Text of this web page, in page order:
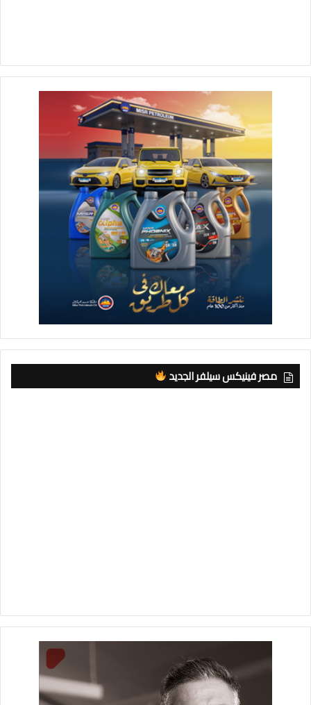
مكشوفا، بالإضافة إلى 2 مرسى نهري، وكوبري للمشاة، فضلا عن
في سياق آخر، شهد الاجتماع تقييم خطة الدولة لتطوير الأصول
العقارية، والتي تشمل العمل على 185 موقعاً، غير مستغل، تستهدف
الدولة وضع رؤية لاستغلال، حيث تم بحث مقترحات استغلال أراضي
أصول الدولة، والتعرف على الاستعمالات المقترحة لهذه الأصول، بما
يحقق الفائدة المُثلى.
وفي ضوء ذلك، نوه وزير الاسكان إلى أن الاستعمالات المقترحة
لتلك الأصول غير المستغلة تتمثل في إقامة تجمعات سكنية تلبي
احتياجات المواطنين في تلك المناطق والمحافظات المختلفة، لافتا
إلى أن هناك 91 قطعة يمكن تنميتها بصورة استثمارية بالمشاركة مع
هيئة المجتمعات العمرانية الجديدة، إلى جانب مواقع أخرى لإقامة
المناطق، بواقع 42 قطعة، بالإضافة إلى 40 قطعة لتنفيذ سكن بديل
للعشوائيات بواقع 104 آلاف وحدة سكنية يستفيد منها نحو نصف
مليون نسمة، والخدمات المطلوبة لذلك، بما يعكس تصوراً لتلبية
إقامة عدد من البازارات والمحال التجارية، وتحسين الصورة البصرية
للمنطقة، ووحدات إضاءة متميزة، وكذا منطقة مقام النبي هارون،
عن طريق إقامة منطقة رؤية بانورامية هناك، وتحسين وتمهيد
المسارات القائمة، بما يدعم السياحة في هذه المنطقة الواعدة.
مصر فينيكس سيلفر الجديد